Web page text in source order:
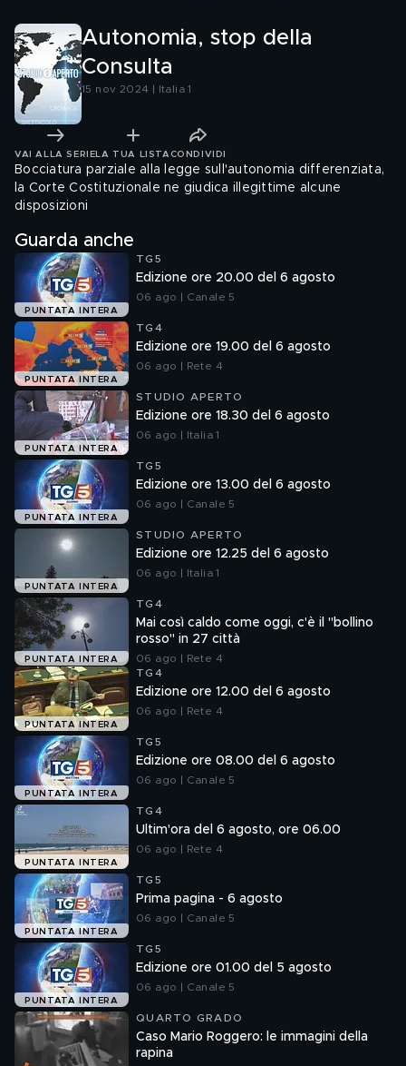
Autonomia, stop della
Consulta
15 nov 2024 | Italia 1
VAI ALLA SERIE LA TUA LISTA CONDIVIDI
Bocciatura parziale alla legge sull'autonomia differenziata,
la Corte Costituzionale ne giudica illegittime alcune
disposizioni
Guarda anche
PUNTATA INTERA
TG5
Edizione ore 20.00 del 6 agosto
06 ago | Canale 5
PUNTATA INTERA
TG4
Edizione ore 19.00 del 6 agosto
06 ago | Rete 4
PUNTATA INTERA
STUDIO APERTO
Edizione ore 18.30 del 6 agosto
06 ago | Italia 1
PUNTATA INTERA
TG5
Edizione ore 13.00 del 6 agosto
06 ago | Canale 5
PUNTATA INTERA
STUDIO APERTO
Edizione ore 12.25 del 6 agosto
06 ago | Italia 1
PUNTATA INTERA
TG4
Mai così caldo come oggi, c'è il "bollino
rosso" in 27 città
06 ago | Rete 4
PUNTATA INTERA
TG4
Edizione ore 12.00 del 6 agosto
06 ago | Rete 4
PUNTATA INTERA
TG5
Edizione ore 08.00 del 6 agosto
06 ago | Canale 5
PUNTATA INTERA
TG4
Ultim'ora del 6 agosto, ore 06.00
06 ago | Rete 4
PUNTATA INTERA
TG5
Prima pagina - 6 agosto
06 ago | Canale 5
PUNTATA INTERA
TG5
Edizione ore 01.00 del 5 agosto
06 ago | Canale 5
QUARTO GRADO
Caso Mario Roggero: le immagini della
rapina